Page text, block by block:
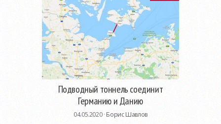
Подводный тоннель соединит
Германию и Данию
04.05.2020 ·Борис Шавлов